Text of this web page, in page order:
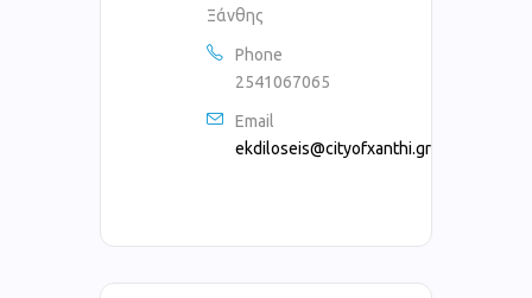
Ξάνθης
Phone
2541067065
Email
ekdiloseis@cityofxanthi.gr